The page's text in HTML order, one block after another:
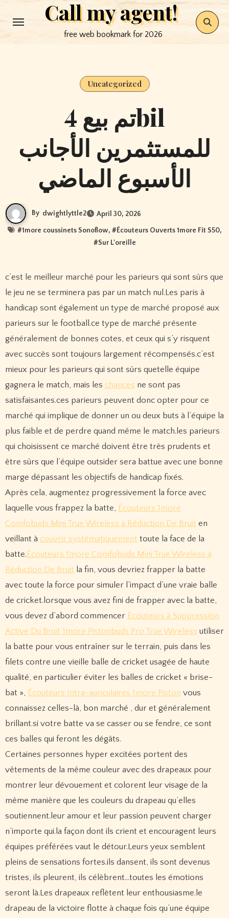
to
Call my agent!
free web bookmark for 2026
Uncategorized
تم بيع 4bil
للمستثمرين الأجانب
الأسبوع الماضي
By dwightlyttle2 April 30, 2026
#1more coussinets Sonoflow, #Écouteurs Ouverts 1more Fit S50,
#Sur L'oreille
c’est le meilleur marché pour les parieurs qui sont sûrs que
le jeu ne se terminera pas par un match nul.Les paris à
handicap sont également un type de marché proposé aux
parieurs sur le football.ce type de marché présente
généralement de bonnes cotes, et ceux qui s’y risquent
avec succès sont toujours largement récompensés.c’est
mieux pour les parieurs qui sont sûrs quetelle équipe
gagnera le match, mais les chances ne sont pas
satisfaisantes.ces parieurs peuvent donc opter pour ce
marché qui implique de donner un ou deux buts à l’équipe la
plus faible et de perdre quand même le match.les parieurs
qui choisissent ce marché doivent être très prudents et
être sûrs que l’équipe outsider sera battue avec une bonne
marge dépassant les objectifs de handicap fixés.
Après cela, augmentez progressivement la force avec
laquelle vous frappez la batte, Écouteurs 1more
Comfobuds Mini True Wireless à Réduction De Bruit en
veillant à couvrir systématiquement toute la face de la
batte. Écouteurs 1more Comfobuds Mini True Wireless à
Réduction De Bruit la fin, vous devriez frapper la batte
avec toute la force pour simuler l’impact d’une vraie balle
de cricket.lorsque vous avez fini de frapper avec la batte,
vous devez d’abord commencer Écouteurs à Suppression
Active Du Bruit 1more Pistonbuds Pro True Wireless utiliser
la batte pour vous entraîner sur le terrain, puis dans les
filets contre une vieille balle de cricket usagée de haute
qualité, en particulier éviter les balles de cricket « brise-
bat », Écouteurs Intra-auriculaires 1more Piston vous
connaissez celles-là, bon marché , dur et généralement
brillant.si votre batte va se casser ou se fendre, ce sont
ces balles qui feront les dégâts.
Certaines personnes hyper excitées portent des
vêtements de la même couleur avec des drapeaux pour
montrer leur dévouement et colorent leur visage de la
même manière que les couleurs du drapeau qu’elles
soutiennent.leur amour et leur passion peuvent charger
n’importe qui.la façon dont ils crient et encouragent leurs
équipes préférées vaut le détour.Leurs yeux semblent
pleins de sensations fortes.ils dansent, ils sont devenus
tristes, ils pleurent, ils célèbrent…toutes les émotions
seront là.Les drapeaux reflètent leur enthousiasme.le
drapeau de la victoire flotte à chaque fois qu’une équipe